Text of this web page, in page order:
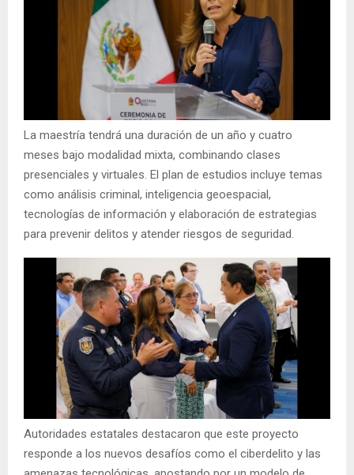
La maestría tendrá una duración de un año y cuatro
meses bajo modalidad mixta, combinando clases
presenciales y virtuales. El plan de estudios incluye temas
como análisis criminal, inteligencia geoespacial,
tecnologías de información y elaboración de estrategias
para prevenir delitos y atender riesgos de seguridad.
Autoridades estatales destacaron que este proyecto
responde a los nuevos desafíos como el ciberdelito y las